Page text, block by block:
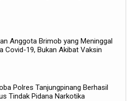
Anggota Brimob yang Meninggal
Covid-19, Bukan Akibat Vaksin
Polres Tanjungpinang Berhasil
Tindak Pidana Narkotika